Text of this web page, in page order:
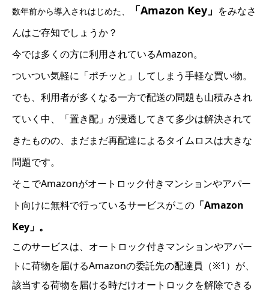
数年前から導入されはじめた、
「Amazon Key」 をみなさ
んはご存知でしょうか？
今では多くの方に利用されているAmazon。
ついつい気軽に「ポチッと」してしまう手軽な買い物。
でも、利用者が多くなる一方で配送の問題も山積みされ
ていく中、「置き配」が浸透してきて多少は解決されて
きたものの、まだまだ再配達によるタイムロスは大きな
問題です。
そこでAmazonがオートロック付きマンションやアパー
ト向けに無料で行っているサービスがこの 「Amazon
Key」。
このサービスは、オートロック付きマンションやアパー
トに荷物を届けるAmazonの委託先の配達員（※1）が、
該当する荷物を届ける時だけオートロックを解除できる